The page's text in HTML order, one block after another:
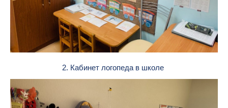
2. Кабинет логопеда в школе